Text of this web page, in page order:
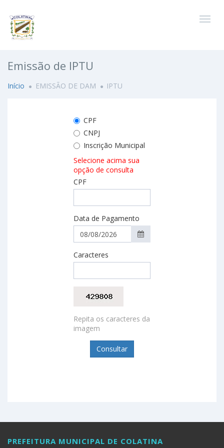
Emissão de IPTU
Início EMISSÃO DE DAM IPTU
CPF
CNPJ
Inscrição Municipal
Selecione acima sua
opção de consulta
CPF
Data de Pagamento
Caracteres
Repita os caracteres da
imagem
PREFEITURA MUNICIPAL DE COLATINA